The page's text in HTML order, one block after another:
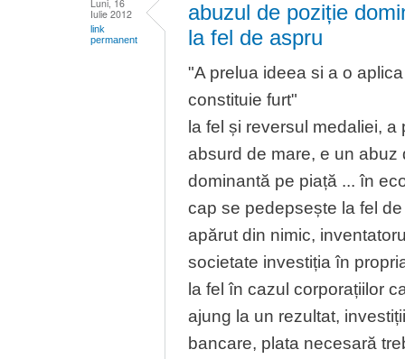
Luni, 16
Iulie 2012
link
permanent
abuzul de poziție
la fel de aspru
"A prelua ideea si a o
constituie furt"
la fel și reversul medaliei,
absurd de mare, e un abuz
dominantă pe piață ... în
cap se pedepsește la fel
apărut din nimic,
societate investiția în
la fel în cazul corporațiilor
ajung la un rezultat,
bancare, plata necesară